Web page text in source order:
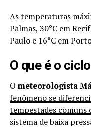
As temperaturas
Palmas, 30°C em
Paulo e 16°C em
O que é o
O meteorologista
fenômeno se
tempestades comuns
sistema de baixa